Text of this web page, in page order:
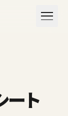
メニ
ート